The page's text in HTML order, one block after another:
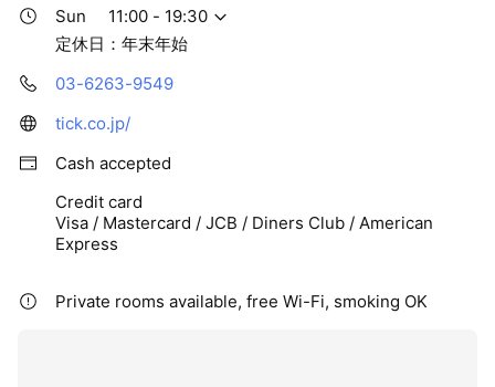
Sun
11:00 - 19:30
定休日：年末年始
03-6263-9549
tick.co.jp/
Cash accepted
Credit card
Visa / Mastercard / JCB / Diners Club / American
Express
Private rooms available, free Wi-Fi, smoking OK